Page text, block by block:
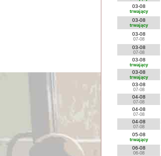
03-08
trwający
03-08
trwający
03-08
07-08
03-08
07-08
03-08
trwający
03-08
trwający
03-08
07-08
04-08
07-08
04-08
07-08
04-08
07-08
05-08
trwający
06-08
06-08